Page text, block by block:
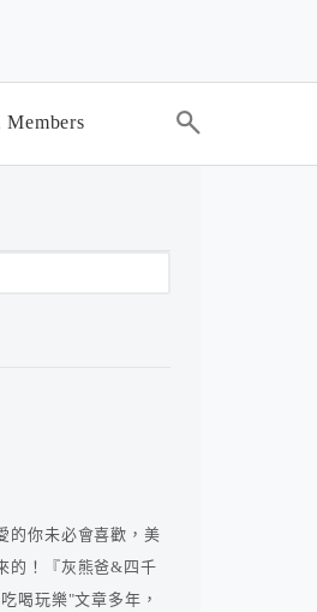
的你未必會喜歡，美
的！『灰熊爸&四千
喝玩樂"文章多年，